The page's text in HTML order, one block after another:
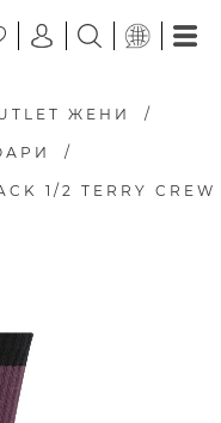
ЖЕНИ /
/
1/2 TERRY CREW